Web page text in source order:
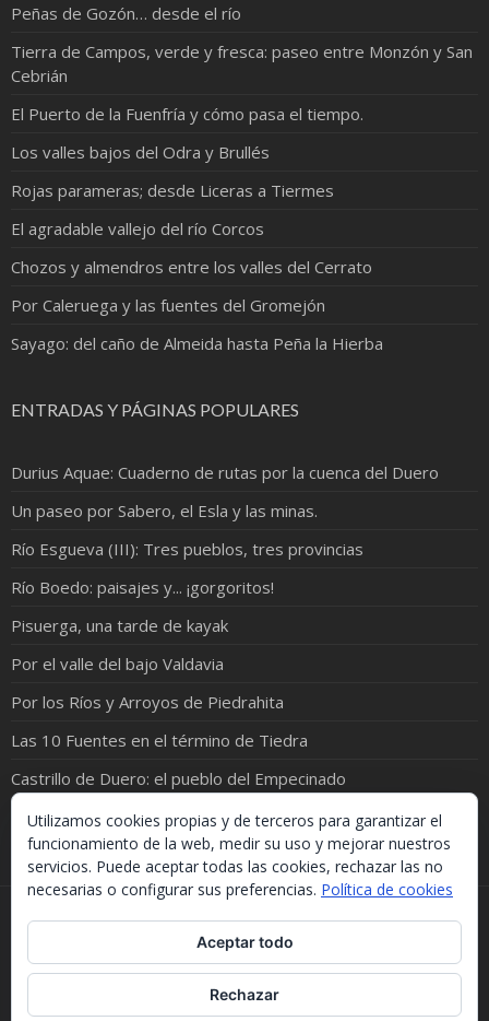
Peñas de Gozón… desde el río
Tierra de Campos, verde y fresca: paseo entre Monzón y San
Cebrián
El Puerto de la Fuenfría y cómo pasa el tiempo.
Los valles bajos del Odra y Brullés
Rojas parameras; desde Liceras a Tiermes
El agradable vallejo del río Corcos
Chozos y almendros entre los valles del Cerrato
Por Caleruega y las fuentes del Gromejón
Sayago: del caño de Almeida hasta Peña la Hierba
ENTRADAS Y PÁGINAS POPULARES
Durius Aquae: Cuaderno de rutas por la cuenca del Duero
Un paseo por Sabero, el Esla y las minas.
Río Esgueva (III): Tres pueblos, tres provincias
Río Boedo: paisajes y... ¡gorgoritos!
Pisuerga, una tarde de kayak
Por el valle del bajo Valdavia
Por los Ríos y Arroyos de Piedrahita
Las 10 Fuentes en el término de Tiedra
Castrillo de Duero: el pueblo del Empecinado
O Douro, un viaje entre Porto y Régua
Si necesitas algo de este blog puedes cogerlo, lo único
que te pido es que menciones la procedencia. Gracias.
Should you need something from this blog, just take it.
The only thing I'd ask you is to mention this site. Many
Utilizamos cookies propias y de terceros para garantizar el
funcionamiento de la web, medir su uso y mejorar nuestros
servicios. Puede aceptar todas las cookies, rechazar las no
necesarias o configurar sus preferencias. Política de cookies
Aceptar todo
Rechazar